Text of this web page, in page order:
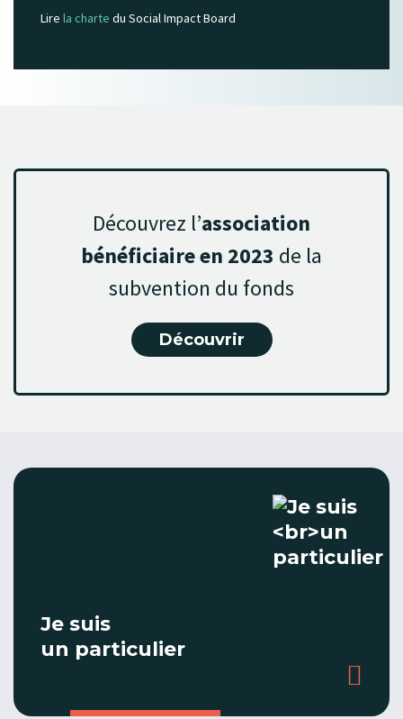
Lire la charte du Social Impact Board
Découvrez l’association
bénéficiaire en 2023 de la
subvention du fonds
Découvrir
Je suis
un particulier